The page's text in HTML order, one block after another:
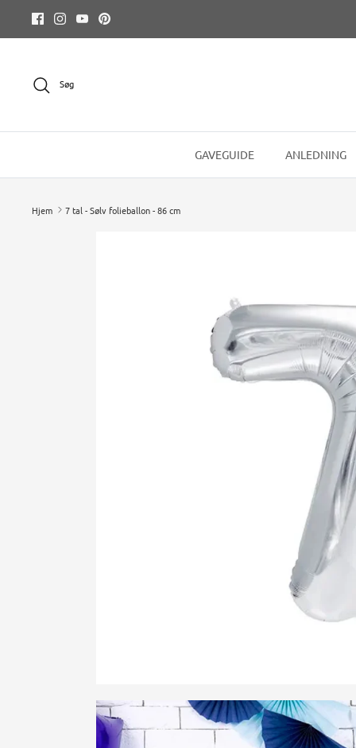
indhold
Søg
GAVEGUIDE ANLEDNING
Hjem 7 tal - Sølv folieballon - 86 cm